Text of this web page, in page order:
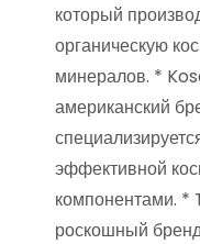
который
органическую
минералов. *
американский
эффективной
компонентами.
роскошный